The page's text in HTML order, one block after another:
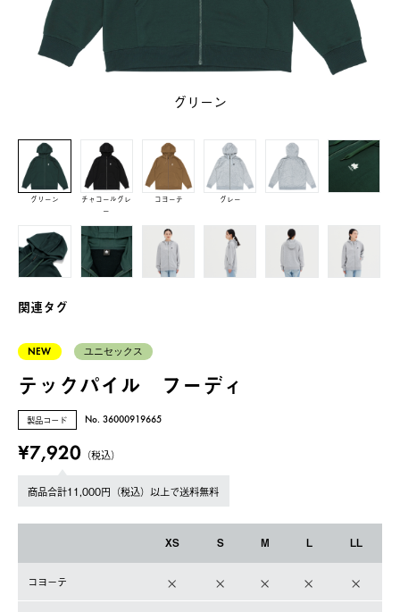
グリーン
グリーン
チャコールグレ
ー
コヨーテ グレー
関連タグ
NEW ユニセックス
テックパイル フーディ
製品コード No. 36000919665
¥7,920 （税込）
商品合計11,000円（税込）以上で送料無料
XS S M L LL
コヨーテ